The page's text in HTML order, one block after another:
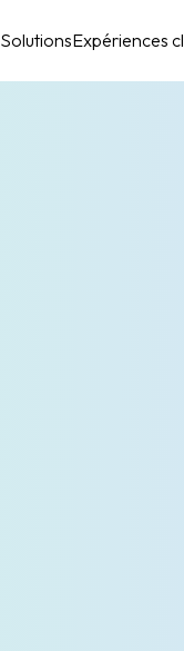
SolutionsExpériences